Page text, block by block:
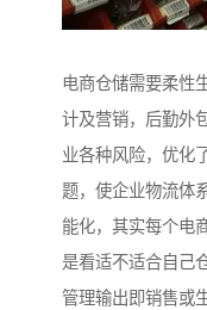
电商仓储需要柔性
计及营销，后勤外
业各种风险，优化
题，使企业物流体
能化，其实每个电
是看适不适合自己
管理输出即销售或